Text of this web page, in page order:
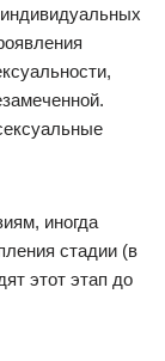
иногда
стадии (в
этот этап до